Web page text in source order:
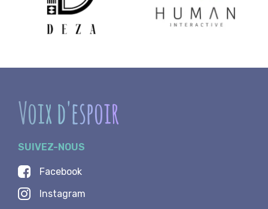
Voix d'espoir
SUIVEZ-NOUS
Facebook
Instagram